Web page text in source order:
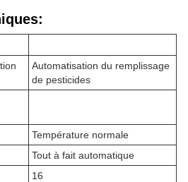
Automatisation du remplissage
de pesticides
Température normale
Tout à fait automatique
16